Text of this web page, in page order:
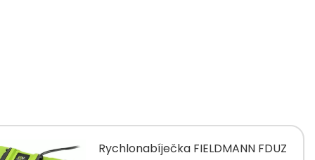
Rychlonabíječka FIELDMANN FDUZ